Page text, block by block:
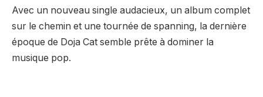
Avec un nouveau single audacieux, un album complet
sur le chemin et une tournée de spanning, la dernière
époque de Doja Cat semble prête à dominer la
musique pop.